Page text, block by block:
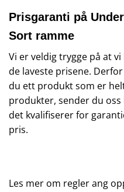
Prisgaranti på
Sort ramme
Vi er veldig trygge på at
de laveste prisene.
du ett produkt som er
produkter, sender du
det kvalifiserer for
pris.
Les mer om regler ang